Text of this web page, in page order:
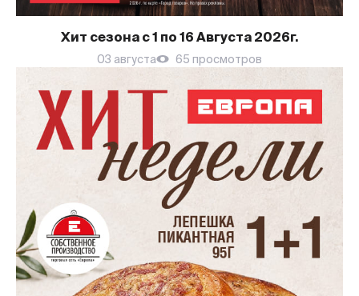
Хит сезона с 1 по 16 Августа 2026г.
03 августа 65 просмотров